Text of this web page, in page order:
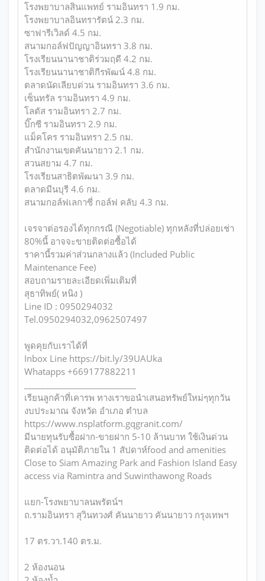
โรงพยาบาลสินแพทย์ รามอินทรา 1.9 กม.
โรงพยาบาลอินทรารัตน์ 2.3 กม.
ซาฟารีเวิลด์ 4.5 กม.
สนามกอล์ฟปัญญาอินทรา 3.8 กม.
โรงเรียนนานาชาติร่วมฤดี 4.2 กม.
โรงเรียนนานาชาติกีรพัฒน์ 4.8 กม.
ตลาดนัดเลียบด่วน รามอินทรา 3.6 กม.
เซ็นทรัล รามอินทรา 4.9 กม.
โลตัส รามอินทรา 2.7 กม.
บิ๊กซี รามอินทรา 2.9 กม.
แม็คโคร รามอินทรา 2.5 กม.
สำนักงานเขตคันนายาว 2.1 กม.
สวนสยาม 4.7 กม.
โรงเรียนสาธิตพัฒนา 3.9 กม.
ตลาดมีนบุรี 4.6 กม.
สนามกอล์ฟเลกาซี่ กอล์ฟ คลับ 4.3 กม.
เจรจาต่อรองได้ทุกกรณี (Negotiable) ทุกหลังที่ปล่อยเช่า
80%นี้ อาจจะขายติดต่อซื้อได้
ราคานี้รวมค่าส่วนกลางแล้ว (Included Public
Maintenance Fee)
สอบถามรายละเอียดเพิ่มเติมที่
สุธาทิพย์( หนิง )
Line ID : 0950294032
Tel.0950294032,0962507497
พูดคุยกับเราได้ที่
Inbox Line https://bit.ly/39UAUka
Whatapps +669177882211
เรียนลูกค้าที่เคารพ ทางเราขอนำเสนอทรัพย์ใหม่ๆทุกวัน
งบประมาณ จังหวัด อำเภอ ตำบล
https://www.nsplatform.gqgranit.com/
มีนายทุนรับซื้อฝาก-ขายฝาก 5-10 ล้านบาท ใช้เงินด่วน
ติดต่อได้ อนุมัติภายใน 1 สัปดาห์food and amenities
Close to Siam Amazing Park and Fashion Island Easy
access via Ramintra and Suwinthawong Roads
แยก-โรงพยาบาลนพรัตน์ฯ
ถ.รามอินทรา สุวินทวงศ์ คันนายาว คันนายาว กรุงเทพฯ
17 ตร.วา.140 ตร.ม.
2 ห้องนอน